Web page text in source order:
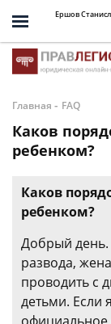
Ершов
Главная - FAQ
Каков
ребенком?
Каков
ребенком?
Добрый день.
развода,
проводить с
детьми. Если